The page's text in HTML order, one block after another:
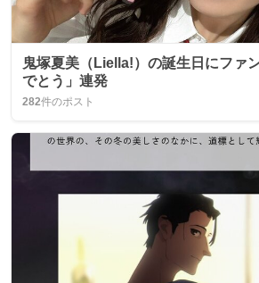
鬼塚夏美（Liella!）の誕生日にファ
でとう」連発
282件のポスト